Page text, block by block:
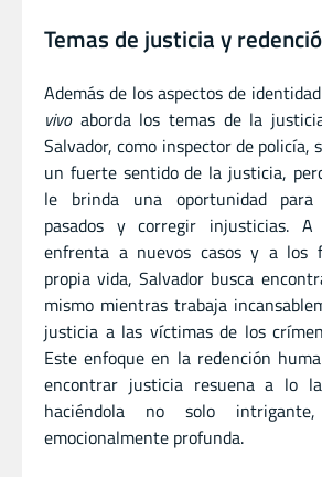
Temas de justicia y
Además de los aspectos de
vivoaborda los temas de la
Salvador, como inspector de policía,
un fuerte sentido de la justicia,
le brinda una oportunidad
pasados y corregir injusticias.
enfrenta a nuevos casos y a los
propia vida, Salvador busca
mismo mientras trabaja
justicia a las víctimas de los
Este enfoque en la redención
encontrar justicia resuena a lo
haciéndola no solo
emocionalmente profunda.